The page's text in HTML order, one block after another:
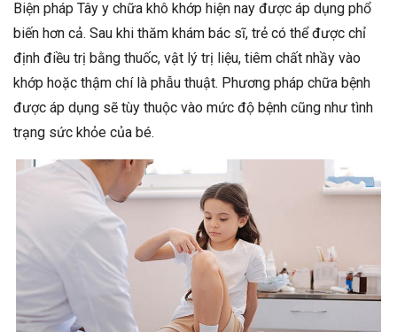
Biện pháp Tây y chữa khô khớp hiện nay được áp dụng phổ
biến hơn cả. Sau khi thăm khám bác sĩ, trẻ có thể được chỉ
định điều trị bằng thuốc, vật lý trị liệu, tiêm chất nhầy vào
khớp hoặc thậm chí là phẫu thuật. Phương pháp chữa bệnh
được áp dụng sẽ tùy thuộc vào mức độ bệnh cũng như tình
trạng sức khỏe của bé.